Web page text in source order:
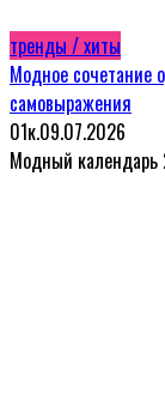
тренды / хиты
Модное сочетание
самовыражения
01к.09.07.2026
Модный календарь